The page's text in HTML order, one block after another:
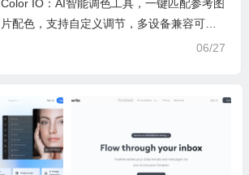
Color IO：AI智能调色工具，一键匹配参考图
片配色，支持自定义调节，多设备兼容可导
06/27